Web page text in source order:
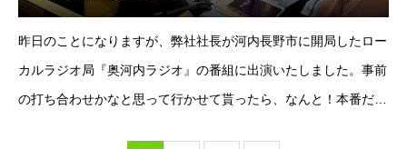
出演して来ました。
昨日のことになりますが、弊社社長が河内長野市に開局したロー
カルラジオ局『奥河内ラジオ』の番組に出演いたしました。事前
の打ち合わせかなと思って行かせて貰ったら、なんと！本番だっ